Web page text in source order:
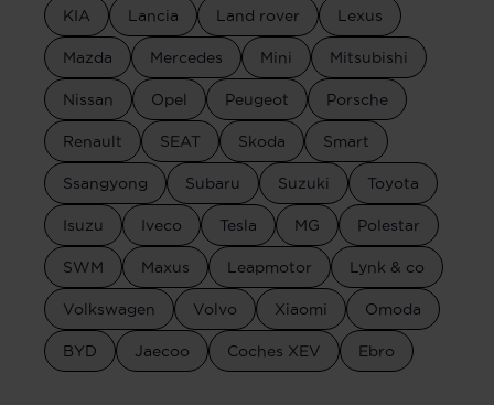
KIA Lancia Land rover Lexus
Mazda Mercedes Mini Mitsubishi
Nissan Opel Peugeot Porsche
Renault SEAT Skoda Smart
Ssangyong Subaru Suzuki Toyota
Isuzu Iveco Tesla MG Polestar
SWM Maxus Leapmotor Lynk & co
Volkswagen Volvo Xiaomi Omoda
BYD Jaecoo Coches XEV Ebro